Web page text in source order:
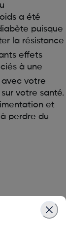
a été
puisque
la résistance
effets
à une
avec votre
votre santé.
et
perdre du